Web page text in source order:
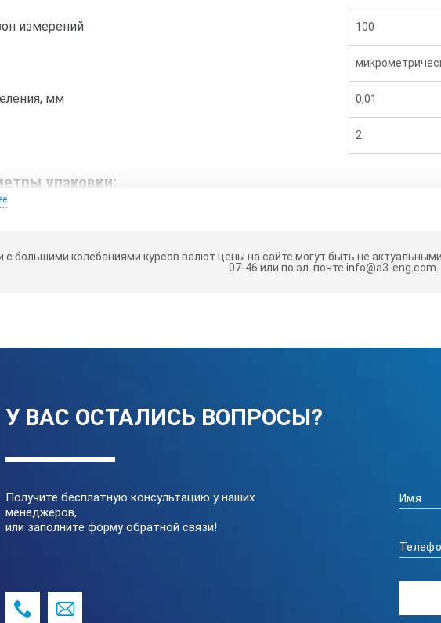
измерений 100
мм 0,01
2
упаковки:
мм
с большими колебаниями курсов валют цены на сайте могут быть не актуальными.
07-46 или по эл. почте info@a3-eng.com.
У ВАС ОСТАЛИСЬ ВОПРОСЫ?
Получите бесплатную консультацию у наших
менеджеров,
или заполните форму обратной связи!